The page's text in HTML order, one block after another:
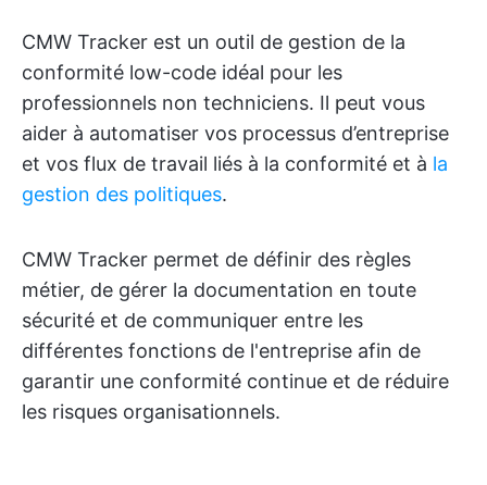
CMW Tracker est un outil de gestion de la
conformité low-code idéal pour les
professionnels non techniciens. Il peut vous
aider à automatiser vos processus d’entreprise
et vos flux de travail liés à la conformité et à la
gestion des politiques.
CMW Tracker permet de définir des règles
métier, de gérer la documentation en toute
sécurité et de communiquer entre les
différentes fonctions de l'entreprise afin de
garantir une conformité continue et de réduire
les risques organisationnels.